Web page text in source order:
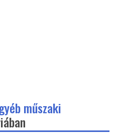
műszaki